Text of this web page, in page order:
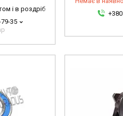
і в роздріб
35